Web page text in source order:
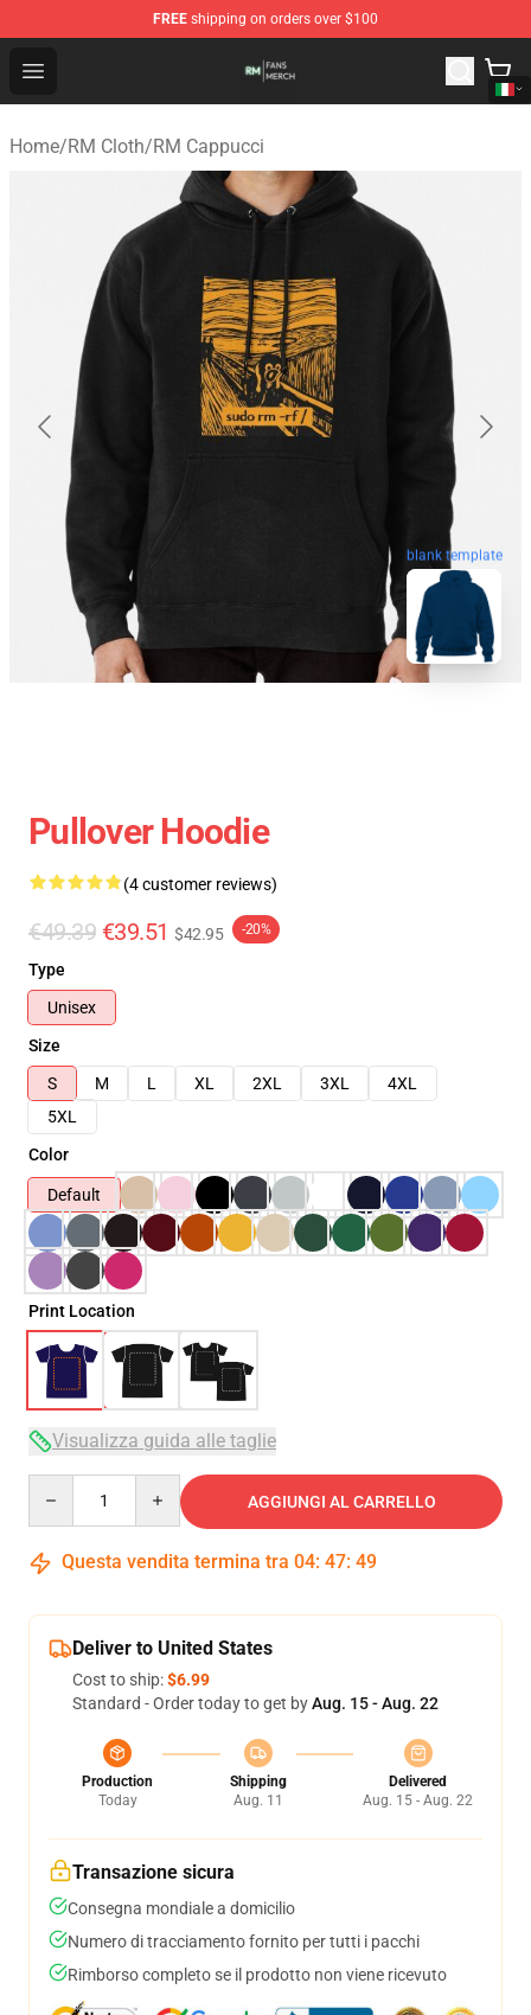
FREE shipping on orders over $100
Open menu
RM Shop - Official RM Merchandise Store
Home/RM Cloth/RM Cappucci
blank template
Pullover Hoodie
(4 customer reviews)
€49.39 €39.51 $42.95 -20%
Type
Unisex
Size
S
M L XL 2XL 3XL
4XL
5XL
Color
Default
Print Location
Visualizza guida alle taglie
AGGIUNGI AL CARRELLO
Questa vendita termina tra 04: 47: 48
Deliver to United States
Cost to ship:$6.99
Standard - Order today to get byAug. 15 - Aug. 22
Production
Today
Shipping
Aug. 11
Delivered
Aug. 15 - Aug. 22
Transazione sicura
Consegna mondiale a domicilio
Numero di tracciamento fornito per tutti i pacchi
Rimborso completo se il prodotto non viene ricevuto